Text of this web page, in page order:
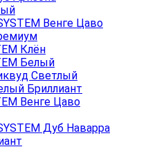
Венге Цаво
Клён
Белый
Светлый
Бриллиант
Венге Цаво
Дуб Наварра